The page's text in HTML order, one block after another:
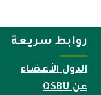
روابط سريعة
الدول الأعضاء
عن OSBU